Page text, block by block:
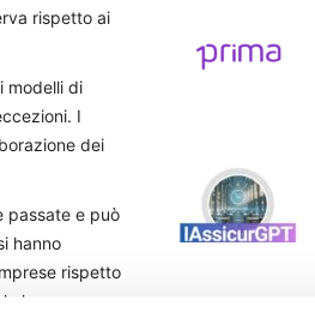
rispetto ai
modelli di
I
dei
passate e può
hanno
rispetto
loro